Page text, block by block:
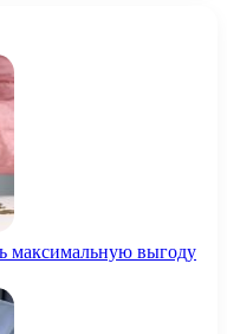
максимальную выгоду